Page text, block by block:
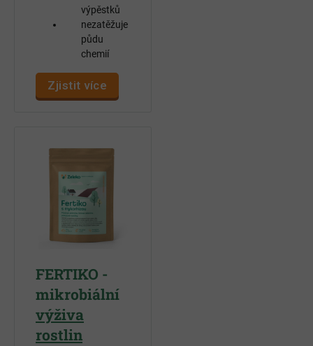
výpěstků
nezatěžuje
půdu
chemií
Zjistit více
FERTIKO -
mikrobiální
výživa
rostlin